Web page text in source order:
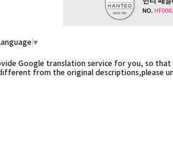
▼
Google translation service for you, so
from the original descriptions,please